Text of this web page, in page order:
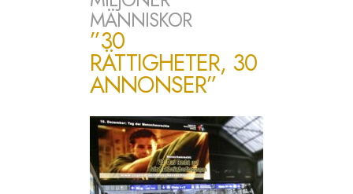
MÄNNISKOR
”30
RÄTTIGHETER, 30
ANNONSER”